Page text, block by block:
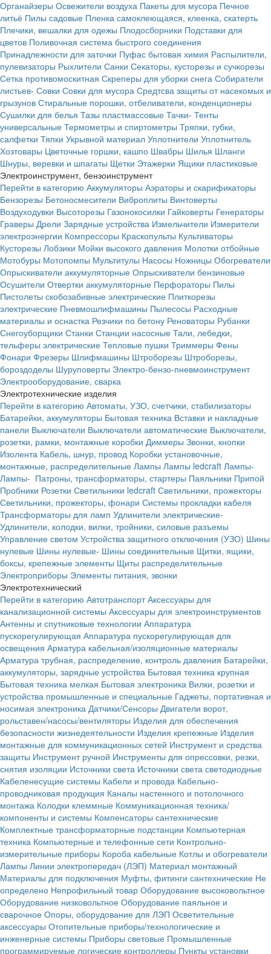
Органайзеры Освежители воздуха Пакеты для мусора Печное
литьё Пилы садовые Пленка самоклеющаяся, клеенка, скатерть
Плечики, вешалки для одежы Плодосборники Подставки для
цветов Поливочная система быстрого соединения
Принадлежности для заточки Пуфас бытовая химия Распылители,
пулевизаторы Рыхлители Санки Секаторы, кусторезы и сучкорезы
Сетка противомоскитная Скреперы для уборки снега Собиратели
листьев- Совки Совки для мусора Средтсва защиты от насекомых и
грызунов Стиральные порошки, отбеливатели, конденционеры
Сушилки для белья Тазы пластмассовые Тачки- Тенты
универсальные Термометры и спиртометры Тряпки, губки,
салфетки Тяпки Укрывной материал Уплотнители Уплотнитель
Хозтовары Цветочные горшки, кашпо Швабры Шилья Шланги
Шнуры, веревки и шпагаты Щетки Этажерки Ящики пластиковые
Электроинструмент, бензоинструмент
Перейти в категорию Аккумуляторы Аэраторы и скарификаторы
Бензорезы Бетоносмесители Виброплиты Винтоверты
Воздуходувки Высоторезы Газонокосилки Гайковерты Генераторы
Граверы Дрели Зарядные устройства Измельчители Измерители
электроэнергии Компрессоры Краскопульты Культиваторы
Кусторезы Лобзики Мойки высокого давления Молотки отбойные
Мотобуры Мотопомпы Мультитулы Насосы Ножницы Обогреватели
Опрыскиватели аккумуляторные Опрыскиватели бензиновые
Осушители Отвертки аккумуляторные Перфораторы Пилы
Пистолеты скобозабивные электрические Плиткорезы
электрические Пневмошлифмашины Пылесосы Расходные
материалы и оснастка Резчики по бетону Реноваторы Рубанки
Снегоуборщики Станки Станции насосные Тали, лебедки,
тельферы электрические Тепловые пушки Триммеры Фены
Фонари Фрезеры Шлифмашины Штроборезы Штроборезы,
бороздоделы Шуруповерты Электро-бензо-пневмоинструмент
Электрооборудование, сварка
Электротехнические изделия
Перейти в категорию Автоматы, УЗО, счетчики, стабилизаторы
Батарейки, аккумуляторы Бытовая техника Вставки и накладные
панели Выключатели Выключатели автоматические Выключатели,
розетки, рамки, монтажные коробки Диммеры Звонки, кнопки
Изолента Кабель, шнур, провод Коробки установочные,
монтажные, распределительные Лампы Лампы ledcraft Лампы-
Лампы- Патроны, трансформаторы, стартеры Паяльники Припой
Пробники Розетки Светильники ledcraft Светильники, прожекторы
Светильники, прожекторы, фонари Системы прокладки кабеля
Трансформаторы для ламп Удлинители электрические-
Удлинители, колодки, вилки, тройники, силовые разъемы
Управление светом Устройства защитного отключения (УЗО) Шины
нулевые Шины нулевые- Шины соединительные Щитки, ящики,
боксы, крепежные элементы Щиты распределительные
Электроприборы Элементы питания, звонки
Электротехнический
Перейти в категорию Автотранспорт Аксессуары для
канализационной системы Аксессуары для электроинструментов
Антенны и спутниковые технологии Аппаратура
пускорегулирующая Аппаратура пускорегулирующая для
освещения Арматура кабельная/изоляционные материалы
Арматура трубная, распределение, контроль давления Батарейки,
аккумуляторы, зарядные устройства Бытовая техника крупная
Бытовая техника мелкая Бытовая электроника Вилки, розетки и
устройства промышленные и специальные Гаджеты, портативная и
носимая электроника Датчики/Сенсоры Двигатели ворот,
рольставен/насосы/вентиляторы Изделия для обеспечения
безопасности жизнедеятельности Изделия крепежные Изделия
монтажные для коммуникационных сетей Инструмент и средства
защиты Инструмент ручной Инструменты для опрессовки, резки,
снятия изоляции Источники света Источники света светодиодные
Кабеленесущие системы Кабели и провода Кабельно-
проводниковая продукция Каналы настенного и потолочного
монтажа Колодки клеммные Коммуникационная техника/
компоненты и системы Компенсаторы сантехнические
Комплектные трансформаторные подстанции Компьютерная
техника Компьютерные и телефонные сети Контрольно-
измерительные приборы Короба кабельные Котлы и обогреватели
Лампы Линии электропередач (ЛЭП) Материал монтажный
Материалы для подключения Муфты, фитинги сантехнические Не
определено Непрофильный товар Оборудование высоковольтное
Оборудование низковольтное Оборудование паяльное и
сварочное Опоры, оборудование для ЛЭП Осветительные
аксессуары Отопительные приборы/технологические и
инженерные системы Приборы световые Промышленные
программируемые логические контроллеры Пункты установки